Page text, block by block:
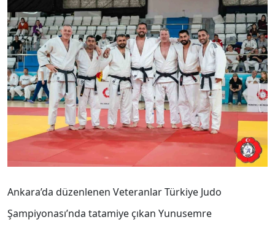
Ankara’da düzenlenen Veteranlar Türkiye Judo
Şampiyonası’nda tatamiye çıkan Yunusemre